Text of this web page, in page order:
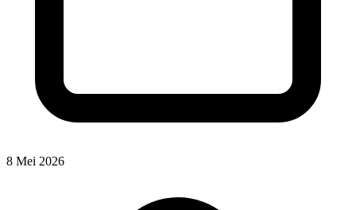
8 Mei 2026